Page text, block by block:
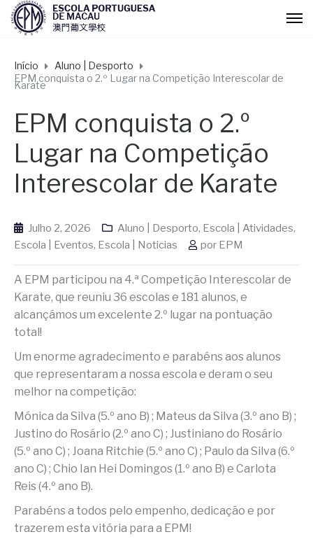
Início
Aluno | Desporto
EPM conquista o 2.º Lugar na Competição Interescolar de
Karate
EPM conquista o 2.º
Lugar na Competição
Interescolar de Karate
Julho 2, 2026 Aluno | Desporto, Escola | Atividades,
Escola | Eventos, Escola | Noticias por EPM
A EPM participou na 4.ª Competição Interescolar de
Karate, que reuniu 36 escolas e 181 alunos, e
alcançámos um excelente 2.º lugar na pontuação
total!
Um enorme agradecimento e parabéns aos alunos
que representaram a nossa escola e deram o seu
melhor na competição:
Mónica da Silva (5.º ano B) ; Mateus da Silva (3.º ano B) ;
Justino do Rosário (2.º ano C) ; Justiniano do Rosário
(5.º ano C) ; Joana Ritchie (5.º ano C) ; Paulo da Silva (6.º
ano C) ; Chio Ian Hei Domingos (1.º ano B) e Carlota
Reis (4.º ano B).
Parabéns a todos pelo empenho, dedicação e por
trazerem esta vitória para a EPM!